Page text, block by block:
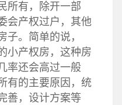
所有，除开一部
会产权过户，其他
子。简单的说，
小产权房，这种房
率还会高过一般
有的主要原因，统
善，设计方案等